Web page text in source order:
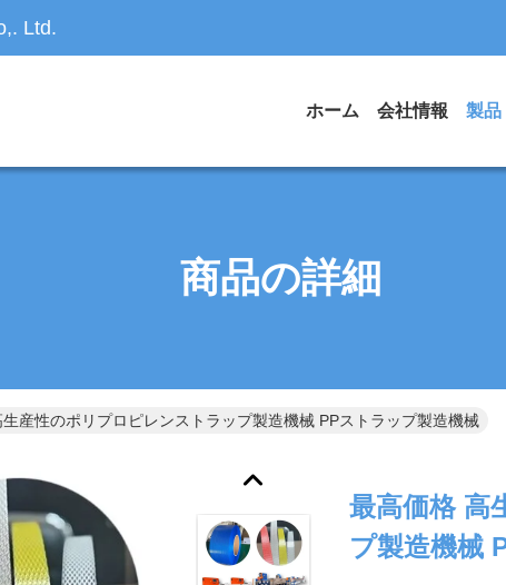
Ltd.
ホーム 会社情報 製品
商品の詳細
産性のポリプロピレンストラップ製造機械 PPストラップ製造機械
最高価格 高
プ製造機械